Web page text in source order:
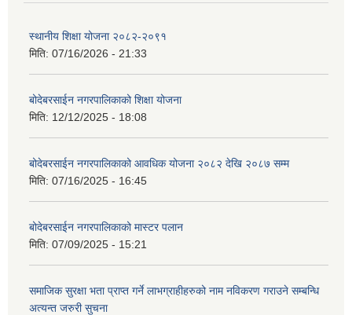
स्थानीय शिक्षा योजना २०८२-२०९१
मिति: 07/16/2026 - 21:33
बोदेबरसाईन नगरपालिकाको शिक्षा योजना
मिति: 12/12/2025 - 18:08
बोदेबरसाईन नगरपालिकाको आवधिक योजना २०८२ देखि २०८७ सम्म
मिति: 07/16/2025 - 16:45
बोदेबरसाईन नगरपालिकाको मास्टर पलान
मिति: 07/09/2025 - 15:21
समाजिक सुरक्षा भता प्राप्त गर्ने लाभग्राहीहरुको नाम नविकरण गराउने सम्बन्धि
अत्यन्त जरुरी सुचना